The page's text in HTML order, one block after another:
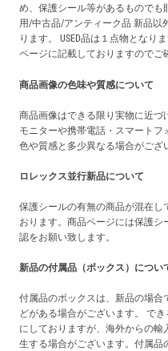
め、保護シール等があるものでも
用/中古品/アンティーク品 新品以
ります。 USED品は１点物となり
ページに記載しておりますのでご
商品画像の色味や質感について
商品画像はできる限り実物に近
モニターや携帯電話・スマート
色や質感と多少異なる場合がござ
ロレックス並行新品について
保護シールの有無の商品が混在し
おります。商品ページには保護
認をお願い致します。
新品の付属品（ボックス）につい
付属品のボックスは、新品の場合
どがある場合がございます。 で
にしておりますが、海外からの
生する場合がございます。付属